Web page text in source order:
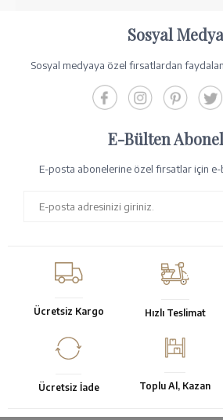
Sosyal Medya
Sosyal medyaya özel fırsatlardan
E-Bülten
E-posta abonelerine özel fırsatlar için
Ücretsiz Kargo Hızlı Teslimat
Ücretsiz İade Toplu Al, Kazan